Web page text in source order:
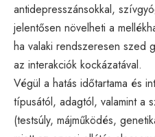
antidepresszánsokkal,
jelentősen növelheti a
ha valaki rendszeresen szed
az interakciók kockázatával.
Végül a hatás időtartama és
típusától, adagtól, valamint a
(testsúly, májműködés,